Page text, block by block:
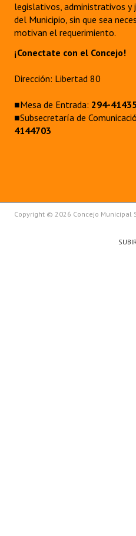
legislativos, administrativos y
del Municipio, sin que sea
motivan el requerimiento.
¡Conectate con el Concejo!
Dirección: Libertad 80
■Mesa de Entrada: 294-
■Subsecretaría de
4144703
Copyright © 2026 Concejo Municipal